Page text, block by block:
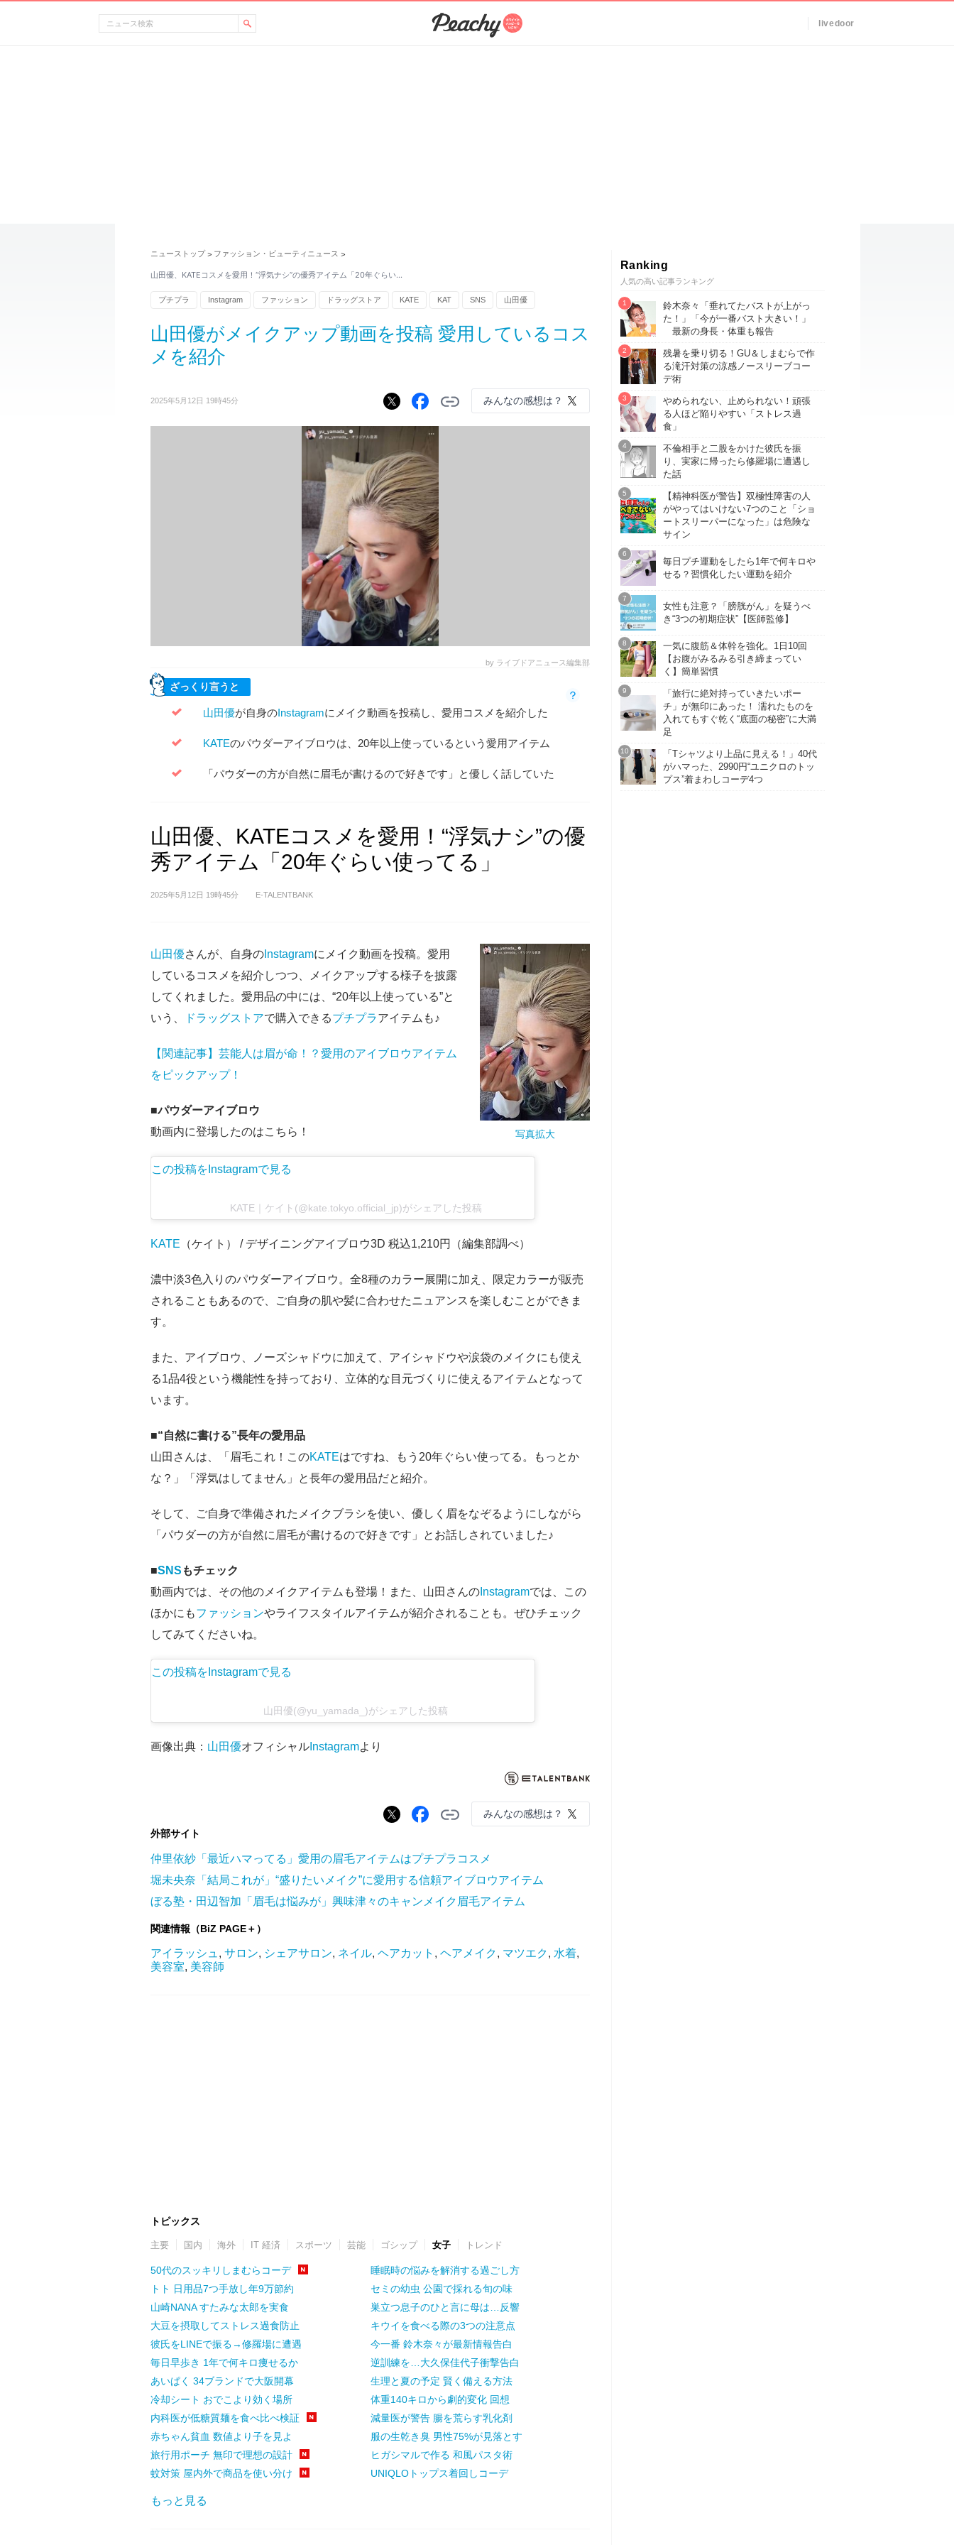
livedoor
ニューストップ > ファッション・ビューティニュース >
山田優、KATEコスメを愛用！“浮気ナシ”の優秀アイテム「20年ぐらい…
プチプラ Instagram ファッション ドラッグストア KATE KAT SNS 山田優
山田優がメイクアップ動画を投稿 愛用しているコス
メを紹介
2025年5月12日 19時45分 みんなの感想は？
by ライブドアニュース編集部
ざっくり言うと
山田優が自身のInstagramにメイク動画を投稿し、愛用コスメを紹介した
KATEのパウダーアイブロウは、20年以上使っているという愛用アイテム
「パウダーの方が自然に眉毛が書けるので好きです」と優しく話していた
山田優、KATEコスメを愛用！“浮気ナシ”の優
秀アイテム「20年ぐらい使ってる」
2025年5月12日 19時45分 E-TALENTBANK
写真拡大
山田優さんが、自身の Instagramにメイク動画を投稿。愛用
しているコスメを紹介しつつ、メイクアップする様子を披露
してくれました。愛用品の中には、“20年以上使っている”と
いう、
ドラッグストアで購入できるプチプラアイテムも♪
【関連記事】芸能人は眉が命！？愛用のアイブロウアイテム
をピックアップ！
■パウダーアイブロウ
動画内に登場したのはこちら！
この投稿をInstagramで見る
KATE｜ケイト(@kate.tokyo.official_jp)がシェアした投稿
KATE （ケイト） / デザイニングアイブロウ3D 税込1,210円（編集部調べ）
濃中淡3色入りのパウダーアイブロウ。全8種のカラー展開に加え、限定カラーが販売
されることもあるので、ご自身の肌や髪に合わせたニュアンスを楽しむことができま
す。
また、アイブロウ、ノーズシャドウに加えて、アイシャドウや涙袋のメイクにも使え
る1品4役という機能性を持っており、立体的な目元づくりに使えるアイテムとなって
います。
■“自然に書ける”長年の愛用品
山田さんは、「眉毛これ！このKATEはですね、もう20年ぐらい使ってる。もっとか
な？」「浮気はしてません」と長年の愛用品だと紹介。
そして、ご自身で準備されたメイクブラシを使い、優しく眉をなぞるようにしながら
「パウダーの方が自然に眉毛が書けるので好きです」とお話しされていました♪
■SNS もチェック
動画内では、その他のメイクアイテムも登場！また、山田さんの Instagramでは、この
ほかにもファッションやライフスタイルアイテムが紹介されることも。ぜひチェック
してみてくださいね。
この投稿をInstagramで見る
山田優(@yu_yamada_)がシェアした投稿
画像出典： 山田優オフィシャル Instagramより
みんなの感想は？
外部サイト
仲里依紗「最近ハマってる」愛用の眉毛アイテムはプチプラコスメ
堀未央奈「結局これが」“盛りたいメイク”に愛用する信頼アイブロウアイテム
ぼる塾・田辺智加「眉毛は悩みが」興味津々のキャンメイク眉毛アイテム
関連情報（BiZ PAGE＋）
アイラッシュ , サロン, シェアサロン, ネイル, ヘアカット , ヘアメイク, マツエク, 水着,
美容室, 美容師
トピックス
主要 国内 海外 IT 経済 スポーツ 芸能 ゴシップ 女子 トレンド
50代のスッキリしまむらコーデ
トト 日用品7つ手放し年9万節約
山崎NANA すたみな太郎を実食
大豆を摂取してストレス過食防止
彼氏をLINEで振る→修羅場に遭遇
毎日早歩き 1年で何キロ痩せるか
あいぱく 34ブランドで大阪開幕
冷却シート おでこより効く場所
内科医が低糖質麺を食べ比べ検証
赤ちゃん貧血 数値より子を見よ
旅行用ポーチ 無印で理想の設計
蚊対策 屋内外で商品を使い分け
睡眠時の悩みを解消する過ごし方
セミの幼虫 公園で採れる旬の味
巣立つ息子のひと言に母は…反響
キウイを食べる際の3つの注意点
今一番 鈴木奈々が最新情報告白
逆訓練を…大久保佳代子衝撃告白
生理と夏の予定 賢く備える方法
体重140キロから劇的変化 回想
減量医が警告 腸を荒らす乳化剤
服の生乾き臭 男性75%が見落とす
ヒガシマルで作る 和風パスタ術
UNIQLOトップス着回しコーデ
もっと見る
Ranking
人気の高い記事ランキング
鈴木奈々「垂れてたバストが上がっ
た！」「今が一番バスト大きい！」
最新の身長・体重も報告
残暑を乗り切る！GU＆しまむらで作
る滝汗対策の涼感ノースリーブコー
デ術
やめられない、止められない！頑張
る人ほど陥りやすい「ストレス過
食」
不倫相手と二股をかけた彼氏を振
り、実家に帰ったら修羅場に遭遇し
た話
【精神科医が警告】双極性障害の人
がやってはいけない7つのこと「ショ
ートスリーパーになった」は危険な
サイン
毎日プチ運動をしたら1年で何キロや
せる？習慣化したい運動を紹介
女性も注意？「膀胱がん」を疑うべ
き“3つの初期症状”【医師監修】
一気に腹筋＆体幹を強化。1日10回
【お腹がみるみる引き締まってい
く】簡単習慣
「旅行に絶対持っていきたいポー
チ」が無印にあった！ 濡れたものを
入れてもすぐ乾く“底面の秘密”に大満
足
「Tシャツより上品に見える！」40代
がハマった、2990円“ユニクロのトッ
プス”着まわしコーデ4つ